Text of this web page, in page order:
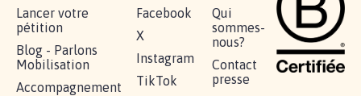
Lancer votre
pétition
Blog - Parlons
Mobilisation
Accompagnement
Facebook
X
Instagram
TikTok
Qui
sommes-
nous?
Contact
presse